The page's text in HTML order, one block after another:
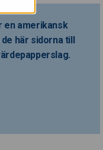
en amerikansk
här sidorna till